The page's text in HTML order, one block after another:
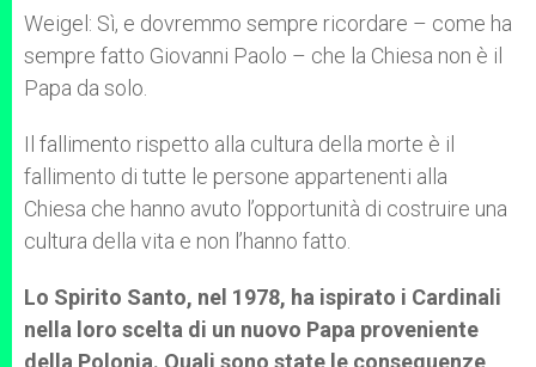
Weigel: Sì, e dovremmo sempre ricordare – come ha
sempre fatto Giovanni Paolo – che la Chiesa non è il
Papa da solo.
Il fallimento rispetto alla cultura della morte è il
fallimento di tutte le persone appartenenti alla
Chiesa che hanno avuto l’opportunità di costruire una
cultura della vita e non l’hanno fatto.
Lo Spirito Santo, nel 1978, ha ispirato i Cardinali
nella loro scelta di un nuovo Papa proveniente
della Polonia. Quali sono state le conseguenze